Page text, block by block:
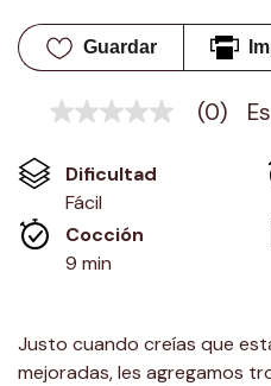
Guardar
Sin
en
misma
página.
(0)
Dificultad
Fácil
Cocción
9 min
Justo cuando creías que
mejoradas, les agregamos